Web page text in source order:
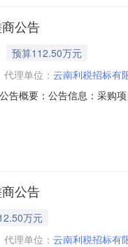
公告
预算112.50万元
代理单位： 云南利税招标有
概要：公告信息：采购
06月04日09:30响应文件
公告
万元
代理单位： 云南利税招标有